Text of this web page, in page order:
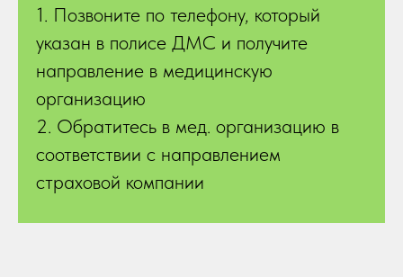
1. Позвоните по телефону, который
указан в полисе ДМС и получите
направление в медицинскую
организацию
2. Обратитесь в мед. организацию в
соответствии с направлением
страховой компании